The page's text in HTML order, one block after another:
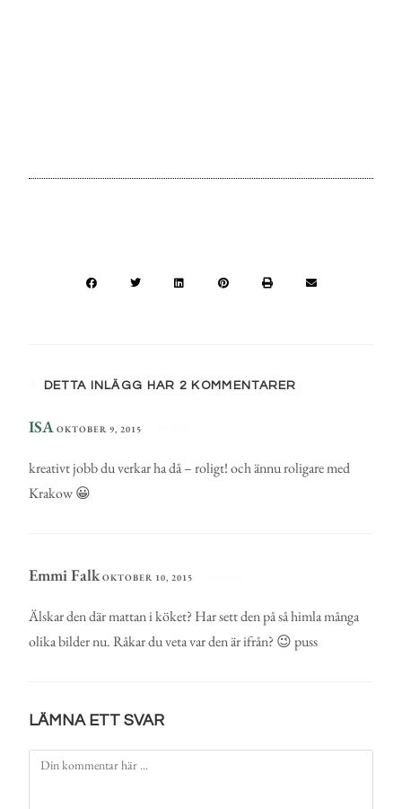
DETTA INLÄGG HAR 2 KOMMENTARER
ISA OKTOBER 9, 2015
kreativt jobb du verkar ha då – roligt! och ännu roligare med
Krakow 😀
Emmi Falk OKTOBER 10, 2015
Älskar den där mattan i köket? Har sett den på så himla många
olika bilder nu. Råkar du veta var den är ifrån? 😉 puss
LÄMNA ETT SVAR